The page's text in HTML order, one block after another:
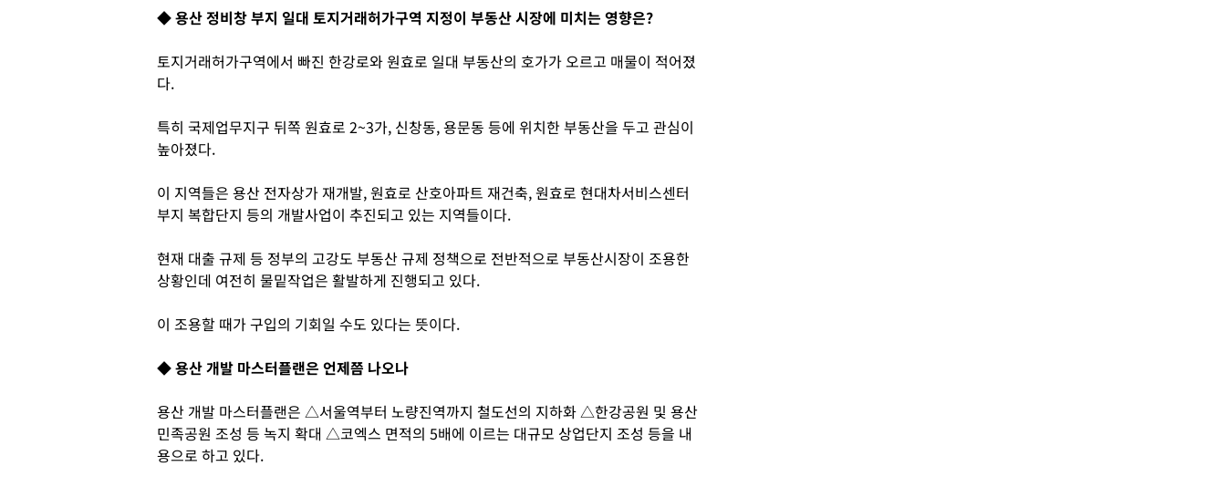
◆ 용산 정비창 부지 일대 토지거래허가구역 지정이 부동산 시장에 미치는 영향은?
토지거래허가구역에서 빠진 한강로와 원효로 일대 부동산의 호가가 오르고 매물이 적어졌
다.
특히 국제업무지구 뒤쪽 원효로 2~3가, 신창동, 용문동 등에 위치한 부동산을 두고 관심이
높아졌다.
이 지역들은 용산 전자상가 재개발, 원효로 산호아파트 재건축, 원효로 현대차서비스센터
부지 복합단지 등의 개발사업이 추진되고 있는 지역들이다.
현재 대출 규제 등 정부의 고강도 부동산 규제 정책으로 전반적으로 부동산시장이 조용한
상황인데 여전히 물밑작업은 활발하게 진행되고 있다.
이 조용할 때가 구입의 기회일 수도 있다는 뜻이다.
◆ 용산 개발 마스터플랜은 언제쯤 나오나
용산 개발 마스터플랜은 △서울역부터 노량진역까지 철도선의 지하화 △한강공원 및 용산
민족공원 조성 등 녹지 확대 △코엑스 면적의 5배에 이르는 대규모 상업단지 조성 등을 내
용으로 하고 있다.